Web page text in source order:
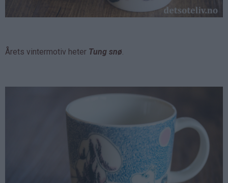
Årets vintermotiv heter Tung snø.